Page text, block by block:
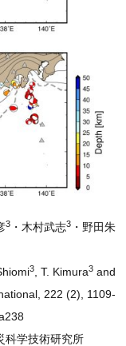
3 ・木村武志3 ・野田朱
3 , T. Kimura3 and
222 (2), 1109-
科学技術研究所